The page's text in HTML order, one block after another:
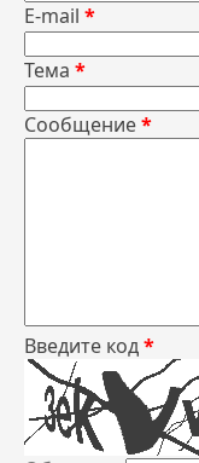
E-mail *
Тема *
Сообщение*
Введите код*